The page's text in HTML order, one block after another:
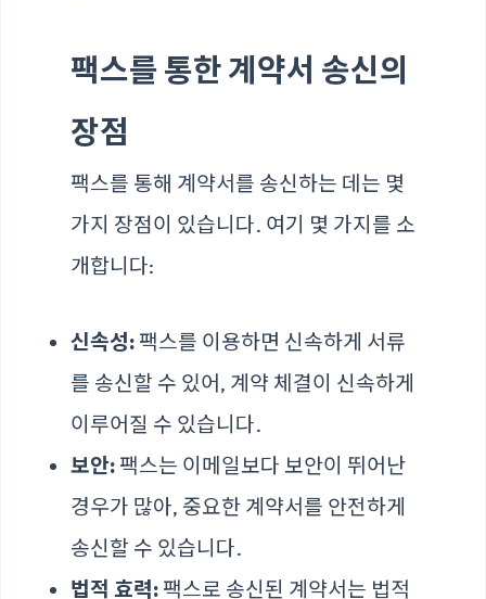
팩스를 통한 계약서 송신의
장점
팩스를 통해 계약서를 송신하는 데는 몇
가지 장점이 있습니다. 여기 몇 가지를 소
개합니다:
신속성: 팩스를 이용하면 신속하게 서류
를 송신할 수 있어, 계약 체결이 신속하게
이루어질 수 있습니다.
보안: 팩스는 이메일보다 보안이 뛰어난
경우가 많아, 중요한 계약서를 안전하게
송신할 수 있습니다.
법적 효력: 팩스로 송신된 계약서는 법적